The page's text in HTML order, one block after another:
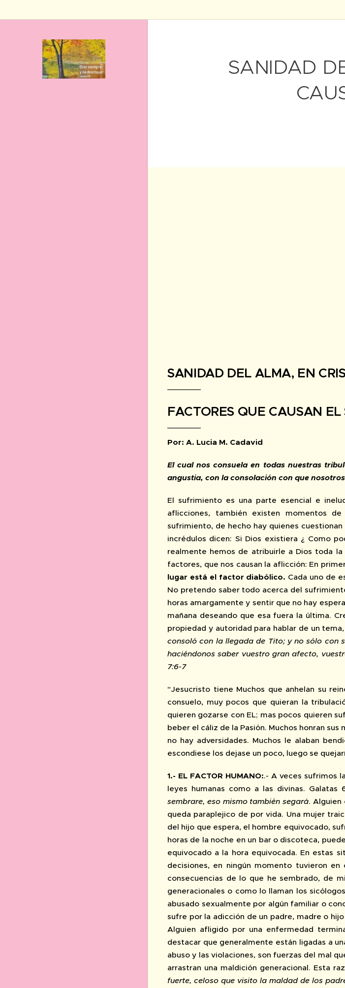
SANIDAD
SANIDAD DEL ALMA, EN
FACTORES QUE CAUSAN
Por: A. Lucia M. Cadavid
El cual nos consuela en todas nuestras
angustia, con la consolación con que
El sufrimiento es una parte esencial e
aflicciones, también existen momentos
sufrimiento, de hecho hay quienes
incrédulos dicen: Si Dios existiera ¿ Como
realmente hemos de atribuirle a Dios toda
factores, que nos causan la aflicción: En
lugar está el factor diabólico. Cada uno de
No pretendo saber todo acerca del
horas amargamente y sentir que no hay
mañana deseando que esa fuera la última.
propiedad y autoridad para hablar de un
consoló con la llegada de Tito; y no sólo con
haciéndonos saber vuestro gran afecto,
7:6-7
"Jesucristo tiene Muchos que anhelan su
consuelo, muy pocos que quieran la
quieren gozarse con EL; mas pocos quieren
beber el cáliz de la Pasión. Muchos honran
no hay adversidades. Muchos le alaban
escondiese los dejase un poco, luego se
1.- EL FACTOR HUMANO:.- A veces sufrimos
leyes humanas como a las divinas. Galatas
sembrare, eso mismo también segará. Alguien
queda paraplejico de por vida. Una mujer
del hijo que espera, el hombre equivocado,
horas de la noche en un bar o discoteca,
equivocado a la hora equivocada. En estas
decisiones, en ningún momento tuvieron
consecuencias de lo que he sembrado, de
generacionales o como lo llaman los
abusado sexualmente por algún familiar o
sufre por la adicción de un padre, madre o
Alguien afligido por una enfermedad
destacar que generalmente están ligadas a
abuso y las violaciones, son fuerzas del mal
arrastran una maldición generacional. Esta
fuerte, celoso que visito la maldad de los